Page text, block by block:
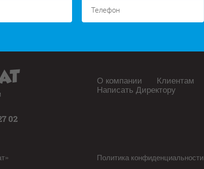
02
О компании Клиентам
Написать Директору
Политика конфиденциальности